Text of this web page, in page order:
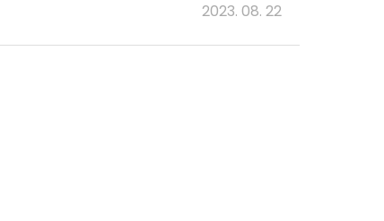
2023. 08. 22